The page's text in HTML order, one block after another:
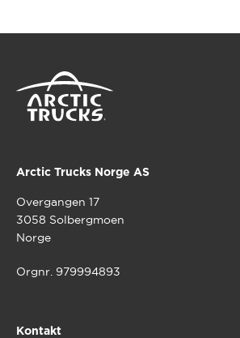
Arctic Trucks Norge AS
Overgangen 17
3058 Solbergmoen
Norge
Orgnr. 979994893
Kontakt